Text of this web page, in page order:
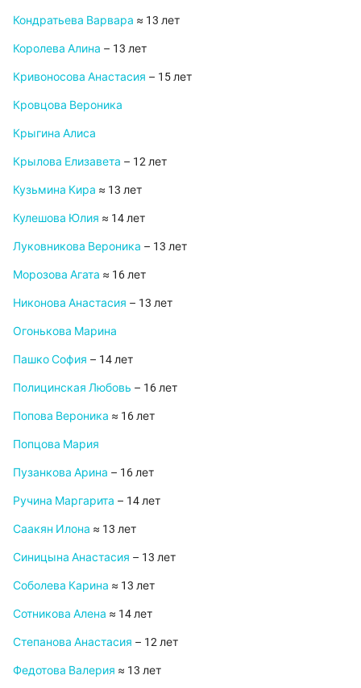
Кондратьева Варвара ≈ 13 лет
Королева Алина – 13 лет
Кривоносова Анастасия – 15 лет
Кровцова Вероника
Крыгина Алиса
Крылова Елизавета – 12 лет
Кузьмина Кира ≈ 13 лет
Кулешова Юлия ≈ 14 лет
Луковникова Вероника – 13 лет
Морозова Агата ≈ 16 лет
Никонова Анастасия – 13 лет
Огонькова Марина
Пашко София – 14 лет
Полицинская Любовь – 16 лет
Попова Вероника ≈ 16 лет
Попцова Мария
Пузанкова Арина – 16 лет
Ручина Маргарита – 14 лет
Саакян Илона ≈ 13 лет
Синицына Анастасия – 13 лет
Соболева Карина ≈ 13 лет
Сотникова Алена ≈ 14 лет
Степанова Анастасия – 12 лет
Федотова Валерия ≈ 13 лет